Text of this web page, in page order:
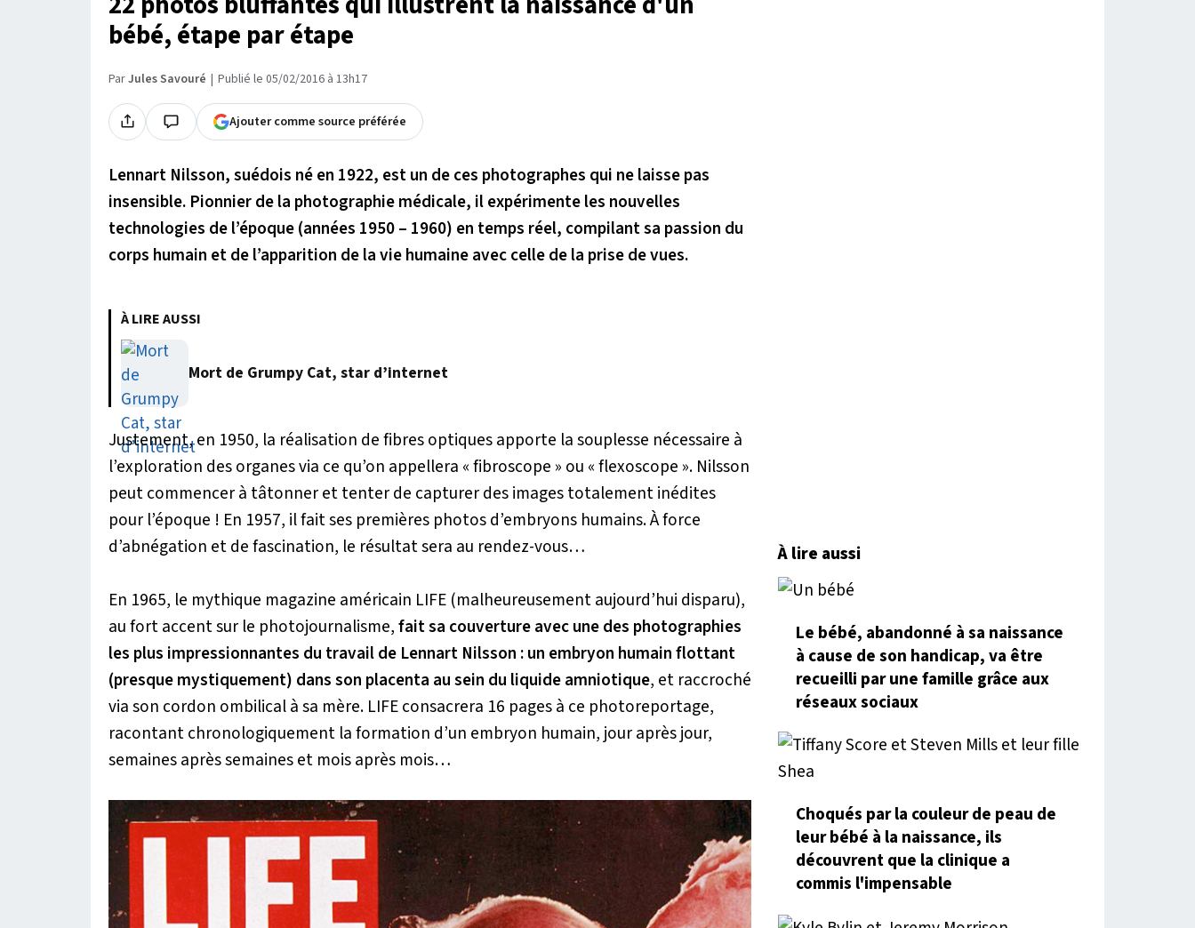
bébé, étape par étape
ParJules Savouré Publié le 05/02/2016 à 13h17
Ajouter comme source préférée
Lennart Nilsson, suédois né en 1922, est un de ces photographes qui ne laisse pas
insensible. Pionnier de la photographie médicale, il expérimente les nouvelles
technologies de l’époque (années 1950 – 1960) en temps réel, compilant sa passion du
corps humain et de l’apparition de la vie humaine avec celle de la prise de vues.
À LIRE AUSSI
Mort de Grumpy Cat, star d’internet
Justement, en 1950, la réalisation de fibres optiques apporte la souplesse nécessaire à
l’exploration des organes via ce qu’on appellera « fibroscope » ou « flexoscope ». Nilsson
peut commencer à tâtonner et tenter de capturer des images totalement inédites
pour l’époque ! En 1957, il fait ses premières photos d’embryons humains. À force
d’abnégation et de fascination, le résultat sera au rendez-vous…
En 1965, le mythique magazine américain LIFE (malheureusement aujourd’hui disparu),
au fort accent sur le photojournalisme,fait sa couverture avec une des photographies
les plus impressionnantes du travail de Lennart Nilsson : un embryon humain flottant
(presque mystiquement) dans son placenta au sein du liquide amniotique, et raccroché
via son cordon ombilical à sa mère. LIFE consacrera 16 pages à ce photoreportage,
racontant chronologiquement la formation d’un embryon humain, jour après jour,
semaines après semaines et mois après mois…
À lire aussi
Le bébé, abandonné à sa naissance
à cause de son handicap, va être
recueilli par une famille grâce aux
réseaux sociaux
Choqués par la couleur de peau de
leur bébé à la naissance, ils
découvrent que la clinique a
commis l'impensable